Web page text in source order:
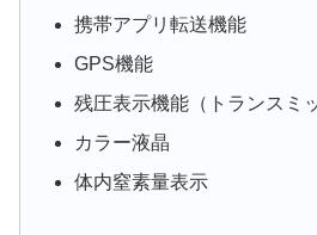
携帯アプリ転送機能
GPS機能
残圧表示機能（トランスミ
カラー液晶
体内窒素量表示